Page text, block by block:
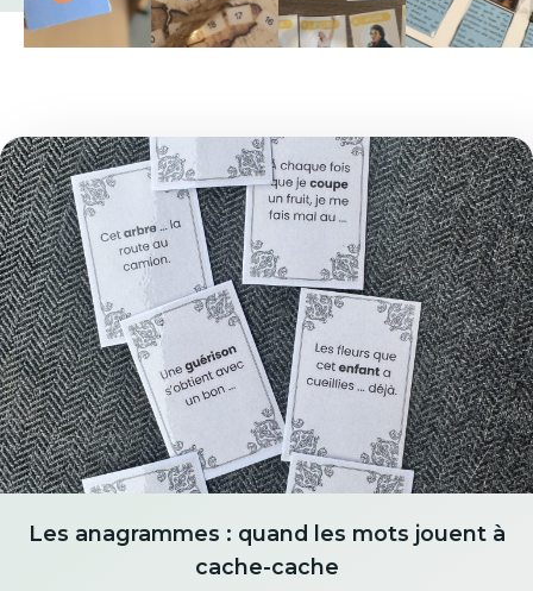
Les anagrammes : quand les mots jouent à
cache-cache